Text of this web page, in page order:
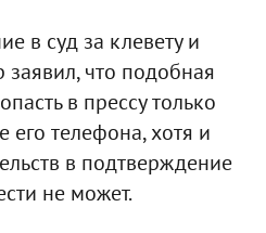
в суд за клевету и
заявил, что подобная
в прессу только
его телефона, хотя и
в подтверждение
не может.